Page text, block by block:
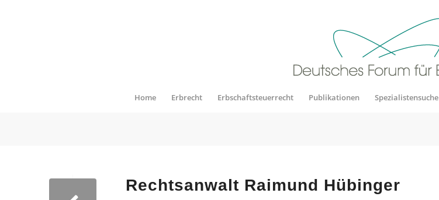
Home Erbrecht Erbschaftsteuerrecht Publikationen Spezialistensuche
Rechtsanwalt Raimund Hübinger